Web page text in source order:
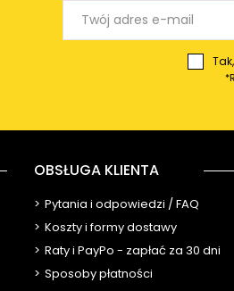
OBSŁUGA KLIENTA
Pytania i odpowiedzi / FAQ
Koszty i formy dostawy
Raty i PayPo - zapłać za 30 dni
Sposoby płatności